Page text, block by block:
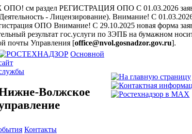
см раздел РЕГИСТРАЦИЯ ОПО С 01.03.2026
- Лицензирование). Внимание! С
ОПО Внимание! С 29.10.2025 новая форма
результат гос.услуги по ЗЭПБ на бумажном
почты Управления [office@nvol.gosnadzor.gov.ru].
Основной
Волжское
Контакты